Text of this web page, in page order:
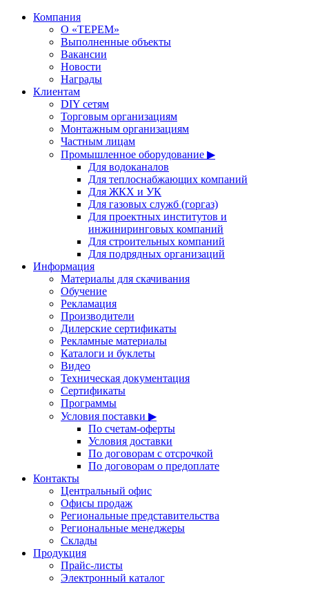
Компания
О «ТЕРЕМ»
Выполненные объекты
Вакансии
Новости
Награды
Клиентам
DIY сетям
Торговым организациям
Монтажным организациям
Частным лицам
Промышленное оборудование ▶
Для водоканалов
Для теплоснабжающих компаний
Для ЖКХ и УК
Для газовых служб (горгаз)
Для проектных институтов и
инжиниринговых компаний
Для строительных компаний
Для подрядных организаций
Информация
Материалы для скачивания
Обучение
Рекламация
Производители
Дилерские сертификаты
Рекламные материалы
Каталоги и буклеты
Видео
Техническая документация
Сертификаты
Программы
Условия поставки ▶
По счетам-оферты
Условия доставки
По договорам с отсрочкой
По договорам о предоплате
Контакты
Центральный офис
Офисы продаж
Региональные представительства
Региональные менеджеры
Склады
Продукция
Прайс-листы
Электронный каталог